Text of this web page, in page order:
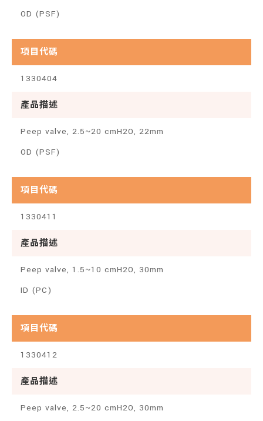
OD (PSF)
項目代碼
1330404
產品描述
Peep valve, 2.5~20 cmH2O, 22mm
OD (PSF)
項目代碼
1330411
產品描述
Peep valve, 1.5~10 cmH2O, 30mm
ID (PC)
項目代碼
1330412
產品描述
Peep valve, 2.5~20 cmH2O, 30mm